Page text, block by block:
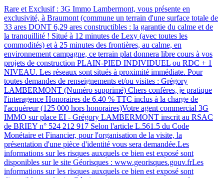
Rare et Exclusif : 3G Immo Lambermont, vous présente en
exclusivité, à Braumont (commune un terrain d'une surface totale de
33 ares DONT 6,29 ares constructibles : la garantie du calme et de
la tranquillité ! Situé à 12 minutes de Lexy (avec toutes les
commodités) et à 25 minutes des frontières, au calme, en
environnement campagne, ce terrain plat donnera libre cours à vos
projets de construction PLAIN-PIED INDIVIDUEL ou RDC + 1
NIVEAU. Les réseaux sont situés à proximité immédiate. Pour
toutes demandes de renseignements et/ou visites : Grégory
LAMBERMONT (Numéro supprimé) Chers confères, je pratique
l'interagence Honoraires de 6.40 % TTC inclus à la charge de
l'acquéreur (125 000 hors honoraires)Votre agent commercial 3G
IMMO sur place EI - Grégory LAMBERMONT inscrit au RSAC
de BRIEY n° 524 212 917 Selon l'article L.561.5 du Code
Monétaire et Financier, pour l'organisation de la visite, la
présentation d'une pièce d'identité vous sera demandée.Les
informations sur les risques auxquels ce bien est exposé sont
disponibles sur le site Géorisques : www.georisques.gouv.frLes
informations sur les risques auxquels ce bien est exposé sont